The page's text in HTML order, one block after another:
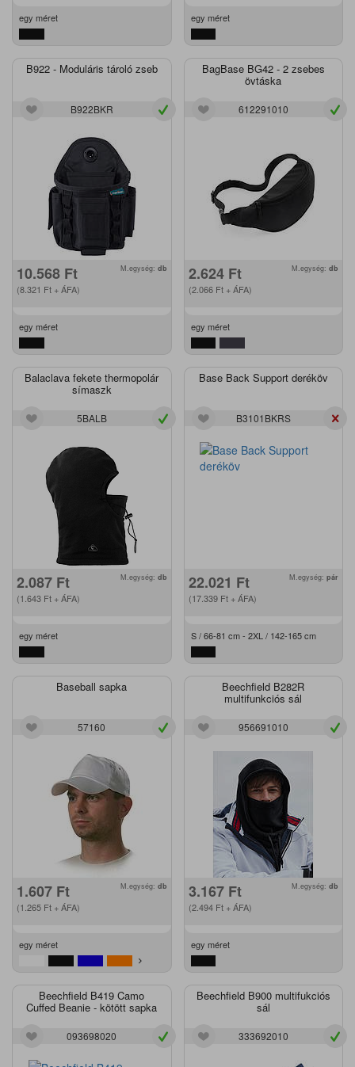
egy méret egy méret
B922 - Moduláris tároló zseb
B922BKR
10.568 Ft
(8.321 Ft + ÁFA)
M.egység: db
egy méret
BagBase BG42 - 2 zsebes
övtáska
612291010
2.624 Ft
(2.066 Ft+ ÁFA)
M.egység: db
egy méret
Balaclava fekete thermopolár
símaszk
5BALB
2.087 Ft
(1.643 Ft + ÁFA)
M.egység: db
egy méret
Base Back Support deréköv
B3101BKRS
22.021 Ft
(17.339 Ft+ ÁFA)
M.egység: pár
S / 66-81 cm - 2XL / 142-165 cm
Baseball sapka
57160
1.607 Ft
(1.265 Ft + ÁFA)
M.egység: db
egy méret
Beechfield B282R
multifunkciós sál
956691010
3.167 Ft
(2.494 Ft+ ÁFA)
M.egység: db
egy méret
Beechfield B419 Camo
Cuffed Beanie - kötött sapka
093698020
Beechfield B900 multifukciós
sál
333692010